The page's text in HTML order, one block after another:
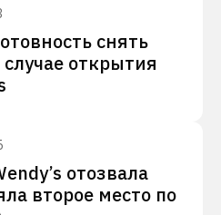
снять
открытия
отозвала
второе место по